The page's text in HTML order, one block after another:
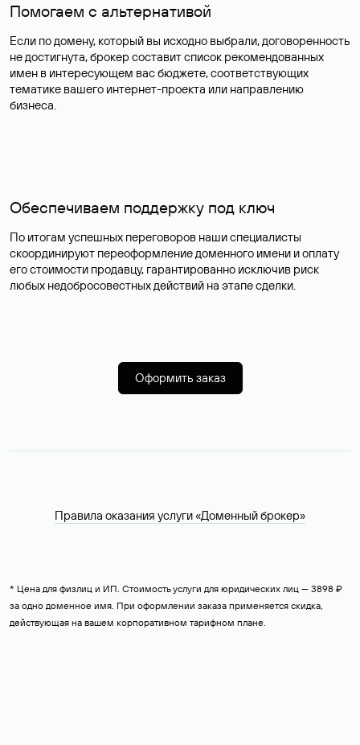
Помогаем с альтернативой
Если по домену, который вы исходно выбрали, договоренность
не достигнута, брокер составит список рекомендованных
имен в интересующем вас бюджете, соответствующих
тематике вашего интернет-проекта или направлению
бизнеса.
Обеспечиваем поддержку под ключ
По итогам успешных переговоров наши специалисты
скоординируют переоформление доменного имени и оплату
его стоимости продавцу, гарантированно исключив риск
любых недобросовестных действий на этапе сделки.
Оформить заказ
Правила оказания услуги «Доменный брокер»
* Цена для физлиц и ИП. Стоимость услуги для юридических лиц — 3898 ₽
за одно доменное имя. При оформлении заказа применяется скидка,
действующая на вашем корпоративном тарифном плане.